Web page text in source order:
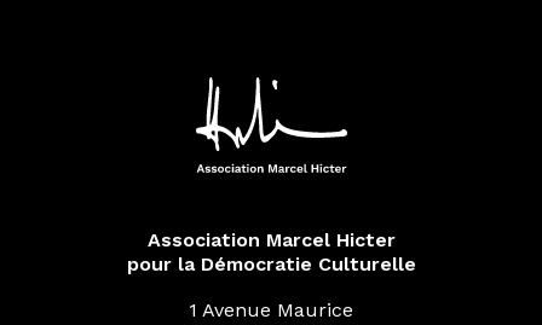
Association Marcel Hicter
pour la Démocratie Culturelle
1 Avenue Maurice